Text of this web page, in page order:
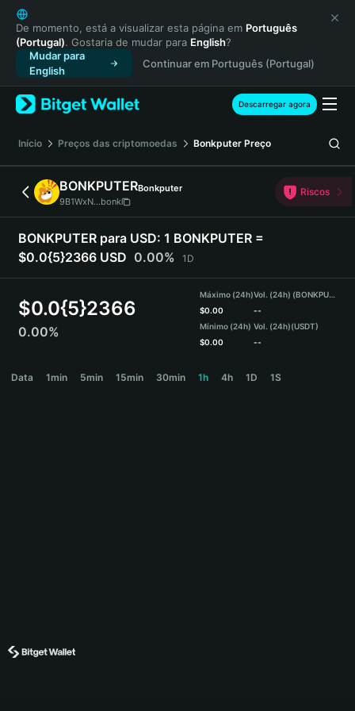
English
日本語
Tiếng Việt
Русский
Español (Latinoamérica)
Türkçe
Français
Deutsch
简体中文
繁體中文
Português (Portugal)
Bahasa Indonesia
ภาษาไทย
हिन्दी
Español
Português (Brasil)
De momento, está a visualizar esta página em Português
(Portugal). Gostaria de mudar para English?
Mudar para
English
Continuar em Português (Portugal)
Descarregar agora
Início Preços das criptomoedas Bonkputer Preço
BONKPUTERBonkputer
9B1WxN...bonk
Riscos
BONKPUTER para USD: 1 BONKPUTER =
$0.0{5}2366 USD 0.00% 1D
$0.0{5}2366
0.00%
Máximo (24h)
$0.00
Mínimo (24h)
$0.00
Vol. (24h) (BONKPUTER)
--
Vol. (24h)(USDT)
--
Data 1min 5min 15min 30min 1h 4h 1D 1S